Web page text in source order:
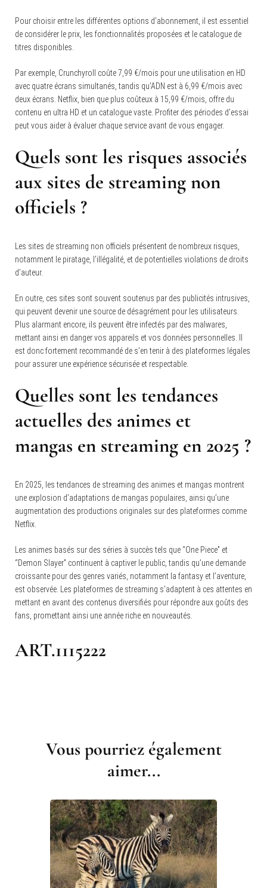
Pour choisir entre les différentes options d’abonnement, il est essentiel
de considérer le prix, les fonctionnalités proposées et le catalogue de
titres disponibles.
Par exemple, Crunchyroll coûte 7,99 €/mois pour une utilisation en HD
avec quatre écrans simultanés, tandis qu’ADN est à 6,99 €/mois avec
deux écrans. Netflix, bien que plus coûteux à 15,99 €/mois, offre du
contenu en ultra HD et un catalogue vaste. Profiter des périodes d’essai
peut vous aider à évaluer chaque service avant de vous engager.
Quels sont les risques associés
aux sites de streaming non
officiels ?
Les sites de streaming non officiels présentent de nombreux risques,
notamment le piratage, l’illégalité, et de potentielles violations de droits
d’auteur.
En outre, ces sites sont souvent soutenus par des publicités intrusives,
qui peuvent devenir une source de désagrément pour les utilisateurs.
Plus alarmant encore, ils peuvent être infectés par des malwares,
mettant ainsi en danger vos appareils et vos données personnelles. Il
est donc fortement recommandé de s’en tenir à des plateformes légales
pour assurer une expérience sécurisée et respectable.
Quelles sont les tendances
actuelles des animes et
mangas en streaming en 2025 ?
En 2025, les tendances de streaming des animes et mangas montrent
une explosion d’adaptations de mangas populaires, ainsi qu’une
augmentation des productions originales sur des plateformes comme
Netflix.
Les animes basés sur des séries à succès tels que “One Piece” et
“Demon Slayer” continuent à captiver le public, tandis qu’une demande
croissante pour des genres variés, notamment la fantasy et l’aventure,
est observée. Les plateformes de streaming s’adaptent à ces attentes en
mettant en avant des contenus diversifiés pour répondre aux goûts des
fans, promettant ainsi une année riche en nouveautés.
ART.1115222
Vous pourriez également
aimer...